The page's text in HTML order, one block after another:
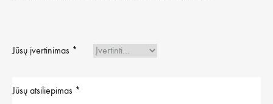
Jūsų įvertinimas *
Jūsų atsiliepimas *